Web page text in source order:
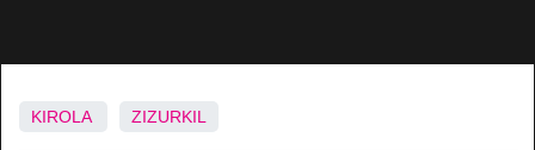
KIROLA ZIZURKIL